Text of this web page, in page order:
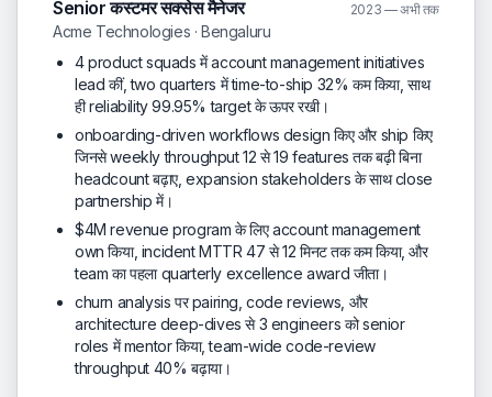
Senior कस्टमर सक्सेस मैनेजर 2023 — अभी तक
Acme Technologies · Bengaluru
4 product squads में account management initiatives
lead कीं, two quarters में time-to-ship 32% कम किया, साथ
ही reliability 99.95% target के ऊपर रखी।
onboarding-driven workflows design किए और ship किए
जिनसे weekly throughput 12 से 19 features तक बढ़ी बिना
headcount बढ़ाए, expansion stakeholders के साथ close
partnership में।
$4M revenue program के लिए account management
own किया, incident MTTR 47 से 12 मिनट तक कम किया, और
team का पहला quarterly excellence award जीता।
churn analysis पर pairing, code reviews, और
architecture deep-dives से 3 engineers को senior
roles में mentor किया, team-wide code-review
throughput 40% बढ़ाया।